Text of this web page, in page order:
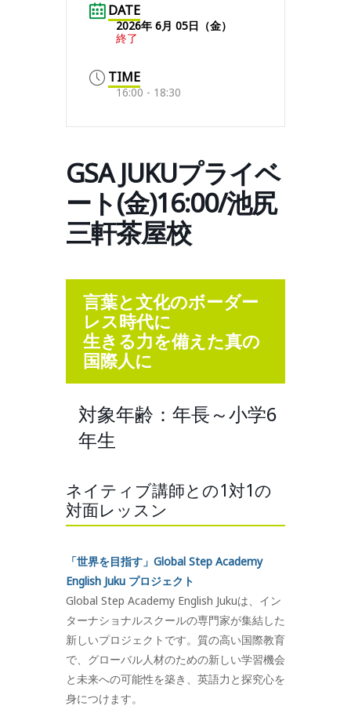
DATE
2026年 6月 05日（金）
終了
TIME
16:00 - 18:30
GSA JUKUプライベ
ート(金)16:00/池尻
三軒茶屋校
言葉と文化のボーダー
レス時代に
生きる力を備えた真の
国際人に
対象年齢：年長～小学6
年生
ネイティブ講師との1対1の
対面レッスン
「世界を目指す」Global Step Academy
English Juku プロジェクト
Global Step Academy English Jukuは、イン
ターナショナルスクールの専門家が集結した
新しいプロジェクトです。質の高い国際教育
で、グローバル人材のための新しい学習機会
と未来への可能性を築き、英語力と探究心を
身につけます。